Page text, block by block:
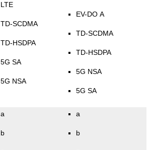
LTE
TD-SCDMA
TD-HSDPA
5G SA
5G NSA
EV-DO A
TD-SCDMA
TD-HSDPA
5G NSA
5G SA
a
b
a
b